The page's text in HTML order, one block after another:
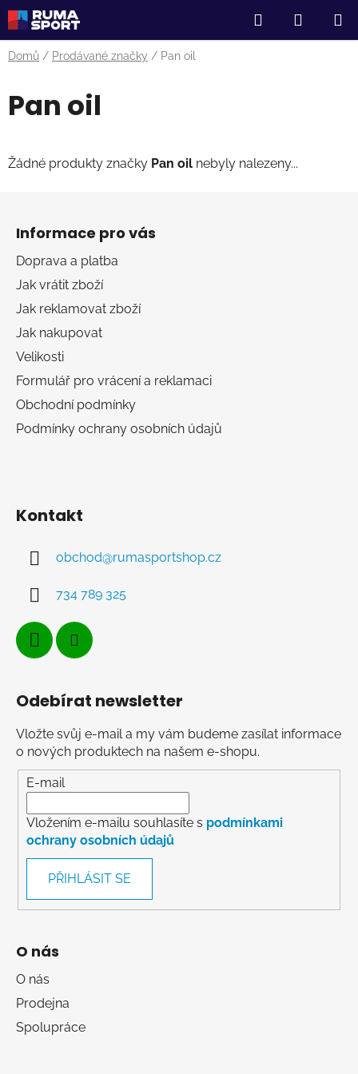
Přejít
na
obsah
Hledat
KOŠÍK
Domů / Prodávané značky / Pan oil
Pan oil
Žádné produkty značky Pan oil nebyly nalezeny...
Informace pro vás
Doprava a platba
Jak vrátit zboží
Jak reklamovat zboží
Jak nakupovat
Velikosti
Formulář pro vrácení a reklamaci
Obchodní podmínky
Podmínky ochrany osobních údajů
Kontakt
obchod@rumasportshop.cz
734 789 325
Odebírat newsletter
Vložte svůj e-mail a my vám budeme zasílat informace
o nových produktech na našem e-shopu.
E-mail
Vložením e-mailu souhlasíte s podmínkami
ochrany osobních údajů
PŘIHLÁSIT SE
O nás
O nás
Prodejna
Spolupráce